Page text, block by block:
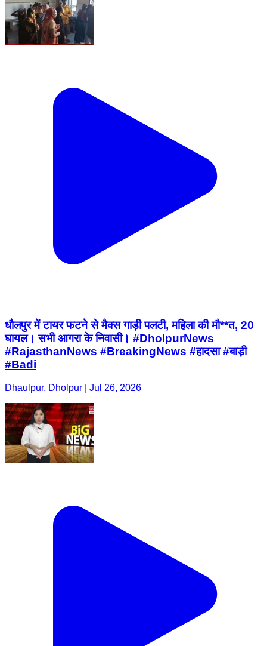
धौलपुर में टायर फटने से मैक्स गाड़ी पलटी, महिला की मौ**त, 20
Dhaulpur, Dholpur | Jul 26, 2026